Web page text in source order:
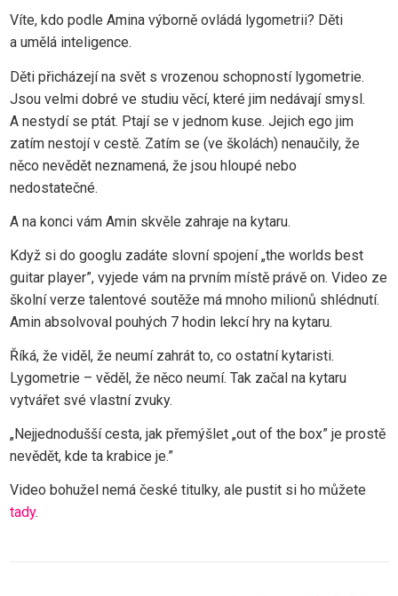
Víte, kdo podle Amina výborně ovládá lygometrii? Děti
a umělá inteligence.
Děti přicházejí na svět s vrozenou schopností lygometrie.
Jsou velmi dobré ve studiu věcí, které jim nedávají smysl.
A nestydí se ptát. Ptají se v jednom kuse. Jejich ego jim
zatím nestojí v cestě. Zatím se (ve školách) nenaučily, že
něco nevědět neznamená, že jsou hloupé nebo
nedostatečné.
A na konci vám Amin skvěle zahraje na kytaru.
Když si do googlu zadáte slovní spojení „the worlds best
guitar player”, vyjede vám na prvním místě právě on. Video ze
školní verze talentové soutěže má mnoho milionů shlédnutí.
Amin absolvoval pouhých 7 hodin lekcí hry na kytaru.
Říká, že viděl, že neumí zahrát to, co ostatní kytaristi.
Lygometrie – věděl, že něco neumí. Tak začal na kytaru
vytvářet své vlastní zvuky.
„Nejjednodušší cesta, jak přemýšlet „out of the box” je prostě
nevědět, kde ta krabice je.”
Video bohužel nemá české titulky, ale pustit si ho můžete
tady.